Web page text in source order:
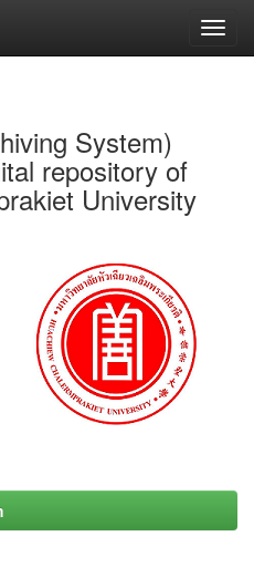
System)
repository of
University